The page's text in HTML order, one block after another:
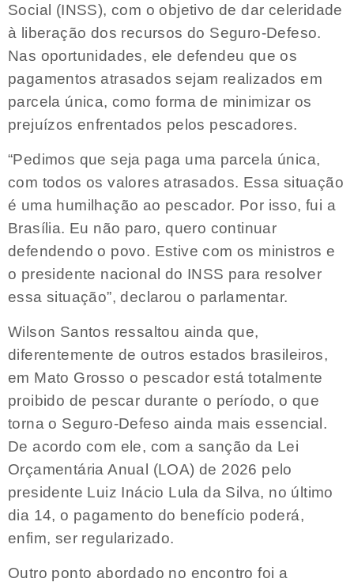
Social (INSS), com o objetivo de dar celeridade
à liberação dos recursos do Seguro-Defeso.
Nas oportunidades, ele defendeu que os
pagamentos atrasados sejam realizados em
parcela única, como forma de minimizar os
prejuízos enfrentados pelos pescadores.
“Pedimos que seja paga uma parcela única,
com todos os valores atrasados. Essa situação
é uma humilhação ao pescador. Por isso, fui a
Brasília. Eu não paro, quero continuar
defendendo o povo. Estive com os ministros e
o presidente nacional do INSS para resolver
essa situação”, declarou o parlamentar.
Wilson Santos ressaltou ainda que,
diferentemente de outros estados brasileiros,
em Mato Grosso o pescador está totalmente
proibido de pescar durante o período, o que
torna o Seguro-Defeso ainda mais essencial.
De acordo com ele, com a sanção da Lei
Orçamentária Anual (LOA) de 2026 pelo
presidente Luiz Inácio Lula da Silva, no último
dia 14, o pagamento do benefício poderá,
enfim, ser regularizado.
Outro ponto abordado no encontro foi a